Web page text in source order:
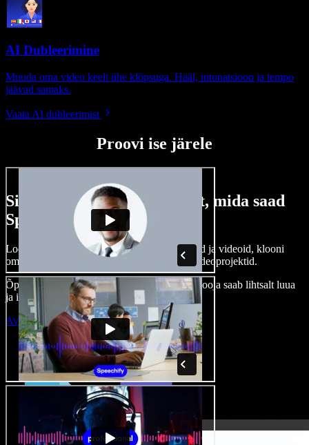
AI Dubleerimine
Muuda oma video keelt ühe klõpsuga. Hääl, intonatsioon ja tempo
jäävad samaks.
Vaata AI dubleerimist
Proovi ise järele
Siin on vaid väike osa sellest, mida saad
Speechify Studioga teha.
Loo voice-over’eid, kasuta tasuta pilte, helisid ja videoid, klooni
oma häält ja pane kokku terviklikud audio-videoprojektid.
Õppimiskõver puudub, kõik töötab veebis – looja saab lihtsalt luua
ja ideed kiiresti ellu viia.
Ava Studio